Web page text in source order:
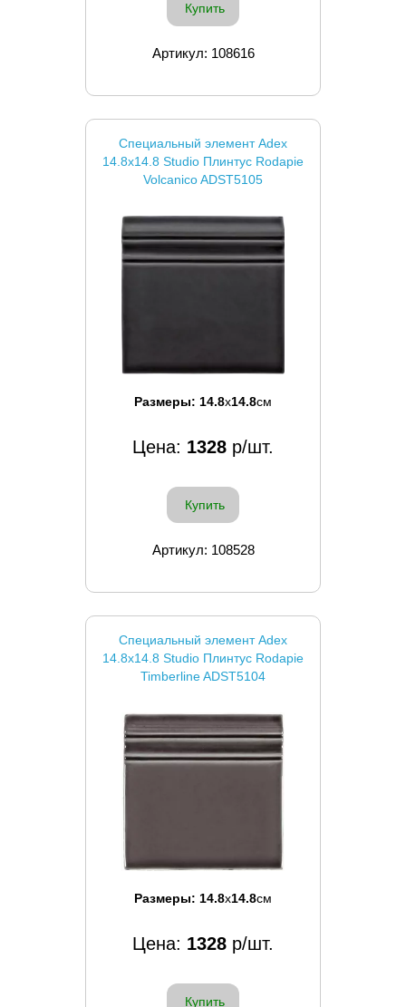
Купить
Артикул: 108616
Специальный элемент Adex
14.8x14.8 Studio Плинтус Rodapie
Volcanico ADST5105
Размеры: 14.8x14.8см
Цена: 1328 р/шт.
Купить
Артикул: 108528
Специальный элемент Adex
14.8x14.8 Studio Плинтус Rodapie
Timberline ADST5104
Размеры: 14.8x14.8см
Цена: 1328 р/шт.
Купить